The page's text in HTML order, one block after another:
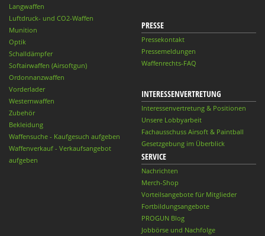
Langwaffen
Luftdruck- und CO2-Waffen
Munition
Optik
Schalldämpfer
Softairwaffen (Airsoftgun)
Ordonnanzwaffen
Vorderlader
Westernwaffen
Zubehör
Bekleidung
Waffensuche - Kaufgesuch aufgeben
Waffenverkauf - Verkaufsangebot
aufgeben
PRESSE
Pressekontakt
Pressemeldungen
Waffenrechts-FAQ
INTERESSENVERTRETUNG
Interessenvertretung & Positionen
Unsere Lobbyarbeit
Fachausschuss Airsoft & Paintball
Gesetzgebung im Überblick
SERVICE
Nachrichten
Merch-Shop
Vorteilsangebote für Mitglieder
Fortbildungsangebote
PROGUN Blog
Jobbörse und Nachfolge